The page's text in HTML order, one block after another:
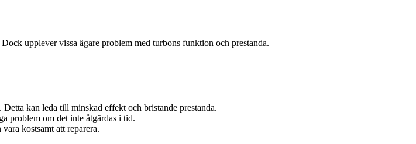
upplever vissa ägare problem med turbons funktion och prestanda.
kan leda till minskad effekt och bristande prestanda.
problem om det inte åtgärdas i tid.
kostsamt att reparera.